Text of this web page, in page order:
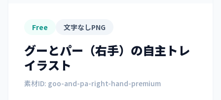
Free 文字なしPNG
グーとパー（右手） の自主トレ
イラスト
素材ID: goo-and-pa-right-hand-premium